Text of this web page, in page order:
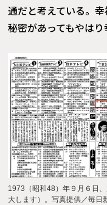
通だと考えている。
秘密があってもやはり
1973（昭和48）年９月６日
大します）。写真提供／毎日